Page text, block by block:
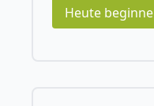
Heute